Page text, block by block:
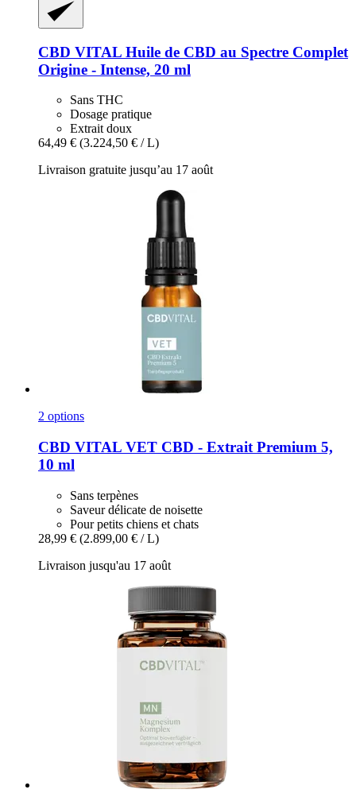
CBD VITAL Huile de CBD au Spectre Complet
Origine -​ Intense, 20 ml
Sans THC
Dosage pratique
Extrait doux
64,49 € (3.224,50 € / L)
Livraison gratuite jusqu’au 17 août
2 options
CBD VITAL VET CBD -​ Extrait Premium 5,
10 ml
Sans terpènes
Saveur délicate de noisette
Pour petits chiens et chats
28,99 € (2.899,00 € / L)
Livraison jusqu'au 17 août